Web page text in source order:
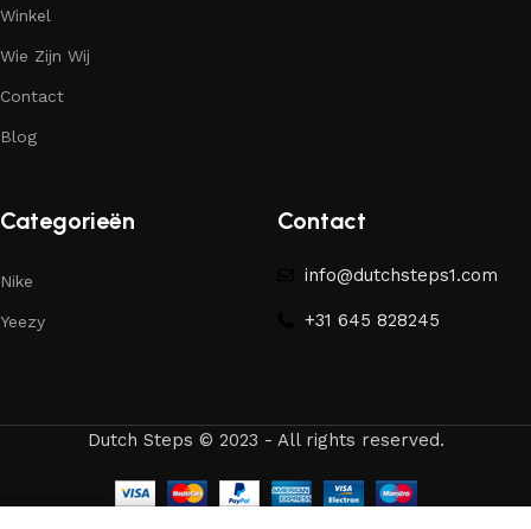
Winkel
Wie Zijn Wij
Contact
Blog
Categorieën
Nike
Yeezy
Contact
info@dutchsteps1.com
+31 645 828245
Dutch Steps © 2023 - All rights reserved.